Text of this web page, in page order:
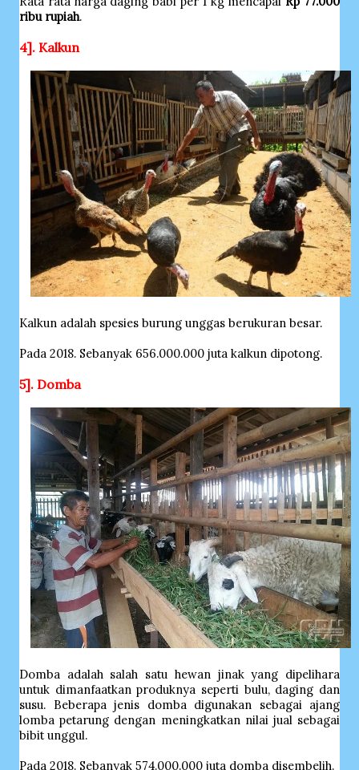
ribu rupiah.
4]. Kalkun
Kalkun adalah spesies burung unggas berukuran besar.
Pada 2018. Sebanyak 656.000.000 juta kalkun dipotong.
5]. Domba
Domba adalah salah satu hewan jinak yang dipelihara
untuk dimanfaatkan produknya seperti bulu, daging dan
susu. Beberapa jenis domba digunakan sebagai ajang
lomba petarung dengan meningkatkan nilai jual sebagai
bibit unggul.
Pada 2018. Sebanyak 574.000.000 juta domba disembelih.